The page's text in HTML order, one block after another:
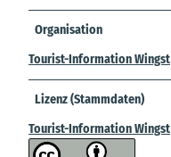
Organisation
Tourist-Information Wingst
Lizenz (Stammdaten)
Tourist-Information Wingst